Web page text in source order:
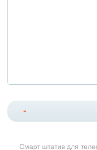
-
Смарт штатив для